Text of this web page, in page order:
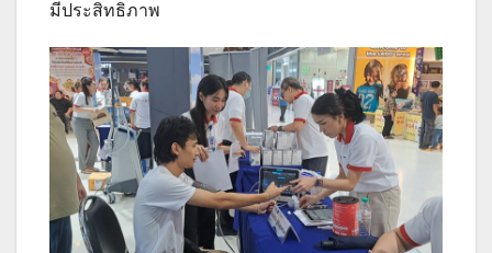
มีประสิทธิภาพ